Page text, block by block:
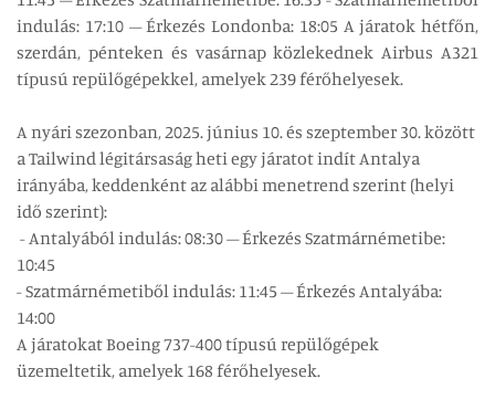
indulás: 17:10 – Érkezés Londonba: 18:05 A járatok hétfőn,
szerdán, pénteken és vasárnap közlekednek Airbus A321
típusú repülőgépekkel, amelyek 239 férőhelyesek.
A nyári szezonban, 2025. június 10. és szeptember 30. között
a Tailwind légitársaság heti egy járatot indít Antalya
irányába, keddenként az alábbi menetrend szerint (helyi
idő szerint):
- Antalyából indulás: 08:30 – Érkezés Szatmárnémetibe:
10:45
- Szatmárnémetiből indulás: 11:45 – Érkezés Antalyába:
14:00
A járatokat Boeing 737-400 típusú repülőgépek
üzemeltetik, amelyek 168 férőhelyesek.